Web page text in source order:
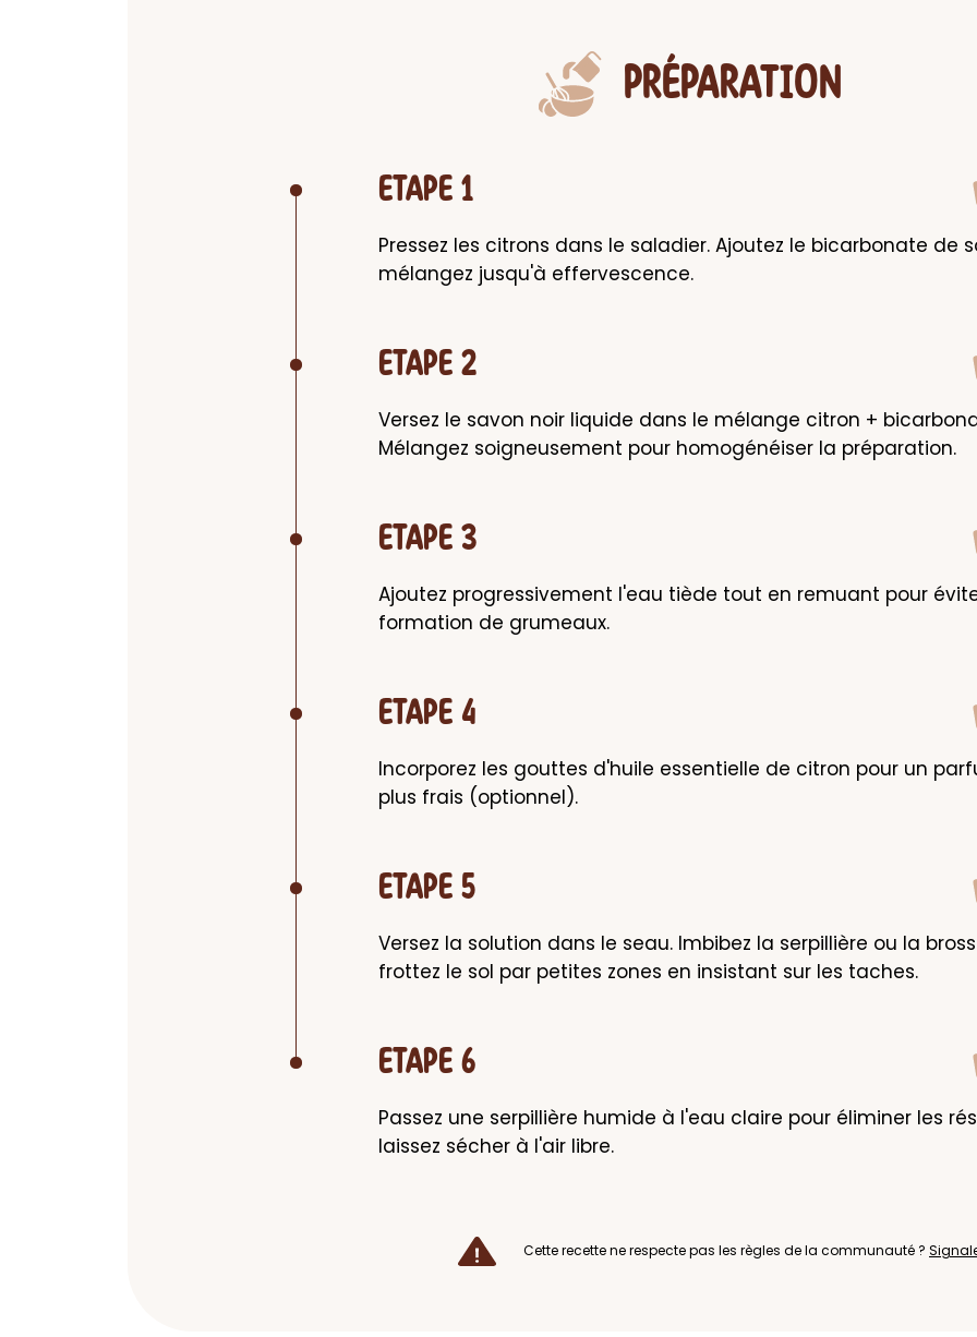
PRÉPARATION
ETAPE 1
Pressez les citrons dans le saladier. Ajoutez le bicarbonate de
mélangez jusqu'à effervescence.
ETAPE 2
Versez le savon noir liquide dans le mélange citron +
Mélangez soigneusement pour homogénéiser la préparation.
ETAPE 3
Ajoutez progressivement l'eau tiède tout en remuant pour
formation de grumeaux.
ETAPE 4
Incorporez les gouttes d'huile essentielle de citron pour un
plus frais (optionnel).
ETAPE 5
Versez la solution dans le seau. Imbibez la serpillière ou la
frottez le sol par petites zones en insistant sur les taches.
ETAPE 6
Passez une serpillière humide à l'eau claire pour éliminer les
laissez sécher à l'air libre.
Cette recette ne respecte pas les règles de la communauté ?